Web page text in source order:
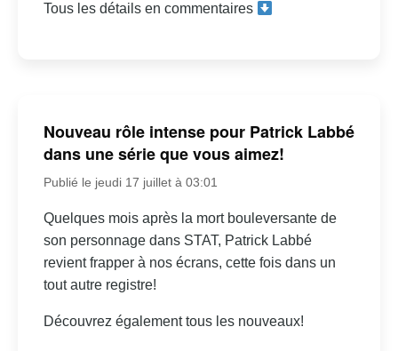
Tous les détails en commentaires
Nouveau rôle intense pour Patrick Labbé
dans une série que vous aimez!
Publié le jeudi 17 juillet à 03:01
Quelques mois après la mort bouleversante de
son personnage dans STAT, Patrick Labbé
revient frapper à nos écrans, cette fois dans un
tout autre registre!
Découvrez également tous les nouveaux!